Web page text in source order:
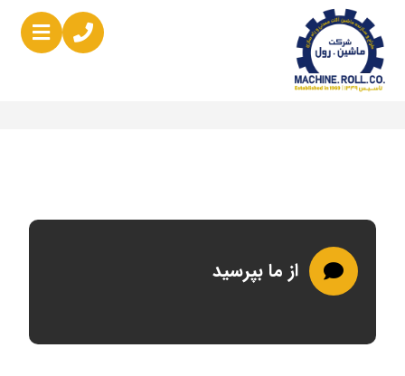
از ما بپرسید